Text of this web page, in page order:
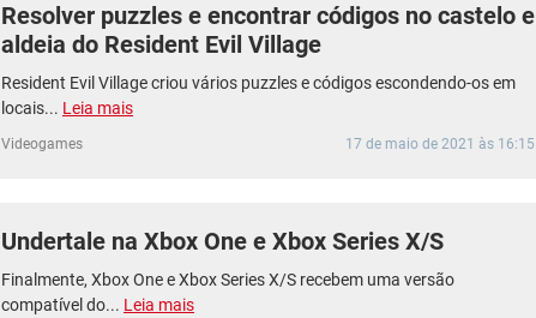
Resolver puzzles e encontrar códigos no castelo e
aldeia do Resident Evil Village
Resident Evil Village criou vários puzzles e códigos escondendo-os em
locais... Leia mais
Videogames 17 de maio de 2021 às 16:15
Undertale na Xbox One e Xbox Series X/S
Finalmente, Xbox One e Xbox Series X/S recebem uma versão
compatível do... Leia mais